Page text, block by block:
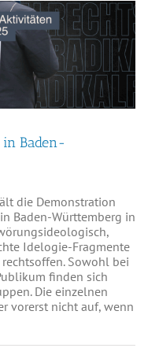
Baden-
die Demonstration
Baden-Württemberg in
Idelogie-Fragmente
Sowohl bei
finden sich
Die einzelnen
vorerst nicht auf, wenn